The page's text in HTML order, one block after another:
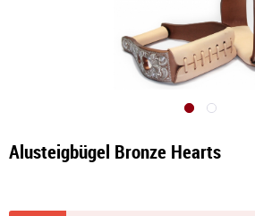
Alusteigbügel Bronze Hearts